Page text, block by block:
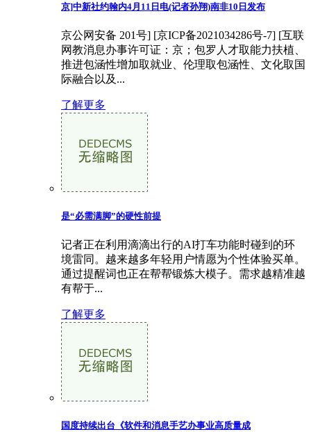
京]中新社约翰内4月11日电(记者孙翔)南非10日发布
京公网安备 201号] [京ICP备2021034286号-7] [互联
网教消息办事许可证：京；包罗人才取能力扶植、
推进包涵性增加取就业、伦理取包涵性、文化取国
际融合以及...
了解更多
是“必需满脚”的硬性前提
记者正在利用滴滴出行的AI打车功能时碰到的环
境雷同。越来越多年轻用户情愿为个性体验买单。
通过提醒词也正在帮帮锻炼大模子。需求越精准越
有帮于...
了解更多
国度持续出台《软件和消息手艺办事业高质量成